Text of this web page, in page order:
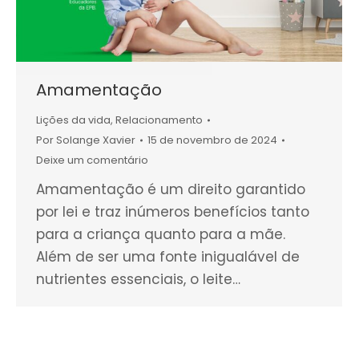
Amamentação
Lições da vida, Relacionamento
PorSolange Xavier
15 de novembro de 2024
Deixe um comentário
Amamentação é um direito garantido
por lei e traz inúmeros benefícios tanto
para a criança quanto para a mãe.
Além de ser uma fonte inigualável de
nutrientes essenciais, o leite…